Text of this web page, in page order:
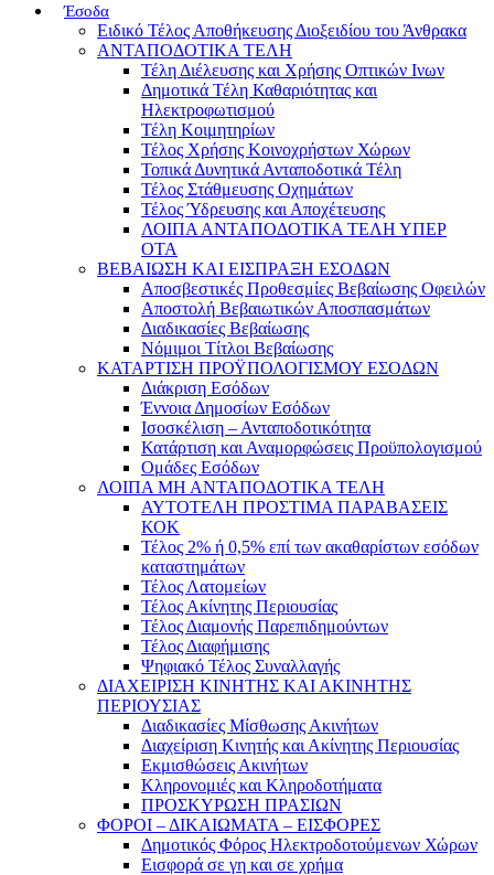
Έσοδα
Ειδικό Τέλος Αποθήκευσης Διοξειδίου του Άνθρακα
ΑΝΤΑΠΟΔΟΤΙΚΑ ΤΕΛΗ
Τέλη Διέλευσης και Χρήσης Οπτικών Ινων
Δημοτικά Τέλη Καθαριότητας και
Ηλεκτροφωτισμού
Τέλη Κοιμητηρίων
Τέλος Χρήσης Κοινοχρήστων Χώρων
Τοπικά Δυνητικά Ανταποδοτικά Τέλη
Τέλος Στάθμευσης Οχημάτων
Τέλος Ύδρευσης και Αποχέτευσης
ΛΟΙΠΑ ΑΝΤΑΠΟΔΟΤΙΚΑ ΤΕΛΗ ΥΠΕΡ
ΟΤΑ
ΒΕΒΑΙΩΣΗ ΚΑΙ ΕΙΣΠΡΑΞΗ ΕΣΟΔΩΝ
Αποσβεστικές Προθεσμίες Βεβαίωσης Οφειλών
Αποστολή Βεβαιωτικών Αποσπασμάτων
Διαδικασίες Βεβαίωσης
Νόμιμοι Τίτλοι Βεβαίωσης
ΚΑΤΑΡΤΙΣΗ ΠΡΟΫΠΟΛΟΓΙΣΜΟΥ ΕΣΟΔΩΝ
Διάκριση Εσόδων
Έννοια Δημοσίων Εσόδων
Ισοσκέλιση – Ανταποδοτικότητα
Κατάρτιση και Αναμορφώσεις Προϋπολογισμού
Ομάδες Εσόδων
ΛΟΙΠΑ ΜΗ ΑΝΤΑΠΟΔΟΤΙΚΑ ΤΕΛΗ
ΑΥΤΟΤΕΛΗ ΠΡΟΣΤΙΜΑ ΠΑΡΑΒΑΣΕΙΣ
ΚΟΚ
Τέλος 2% ή 0,5% επί των ακαθαρίστων εσόδων
καταστημάτων
Τέλος Λατομείων
Τέλος Ακίνητης Περιουσίας
Τέλος Διαμονής Παρεπιδημούντων
Τέλος Διαφήμισης
Ψηφιακό Τέλος Συναλλαγής
ΔΙΑΧΕΙΡΙΣΗ ΚΙΝΗΤΗΣ ΚΑΙ ΑΚΙΝΗΤΗΣ
ΠΕΡΙΟΥΣΙΑΣ
Διαδικασίες Μίσθωσης Ακινήτων
Διαχείριση Κινητής και Ακίνητης Περιουσίας
Εκμισθώσεις Ακινήτων
Κληρονομιές και Κληροδοτήματα
ΠΡΟΣΚΥΡΩΣΗ ΠΡΑΣΙΩΝ
ΦΟΡΟΙ – ΔΙΚΑΙΩΜΑΤΑ – ΕΙΣΦΟΡΕΣ
Δημοτικός Φόρος Ηλεκτροδοτούμενων Χώρων
Εισφορά σε γη και σε χρήμα